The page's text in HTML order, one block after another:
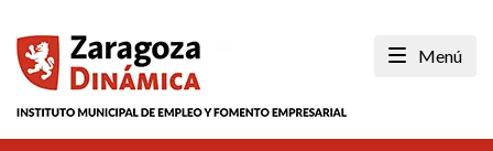
content
Menú